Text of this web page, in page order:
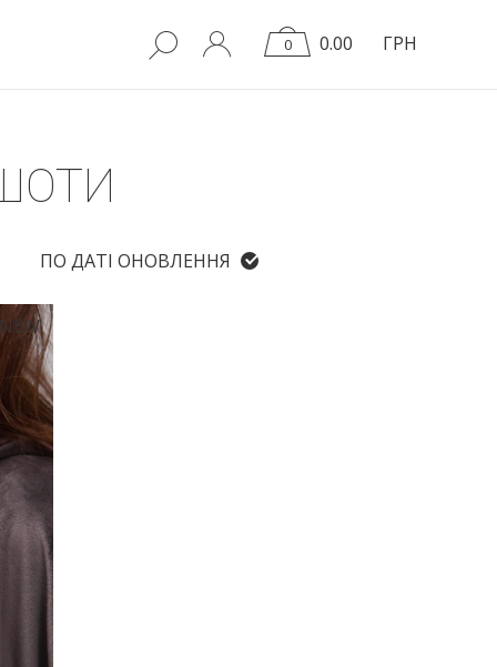
0 0.00 ГРН
ПО ДАТІ ОНОВЛЕННЯ